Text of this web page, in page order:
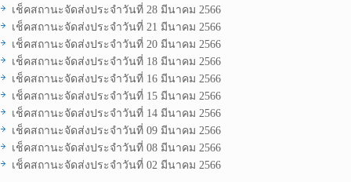
เช็คสถานะจัดส่งประจำวันที่ 28 มีนาคม 2566
เช็คสถานะจัดส่งประจำวันที่ 21 มีนาคม 2566
เช็คสถานะจัดส่งประจำวันที่ 20 มีนาคม 2566
เช็คสถานะจัดส่งประจำวันที่ 18 มีนาคม 2566
เช็คสถานะจัดส่งประจำวันที่ 16 มีนาคม 2566
เช็คสถานะจัดส่งประจำวันที่ 15 มีนาคม 2566
เช็คสถานะจัดส่งประจำวันที่ 14 มีนาคม 2566
เช็คสถานะจัดส่งประจำวันที่ 09 มีนาคม 2566
เช็คสถานะจัดส่งประจำวันที่ 08 มีนาคม 2566
เช็คสถานะจัดส่งประจำวันที่ 02 มีนาคม 2566